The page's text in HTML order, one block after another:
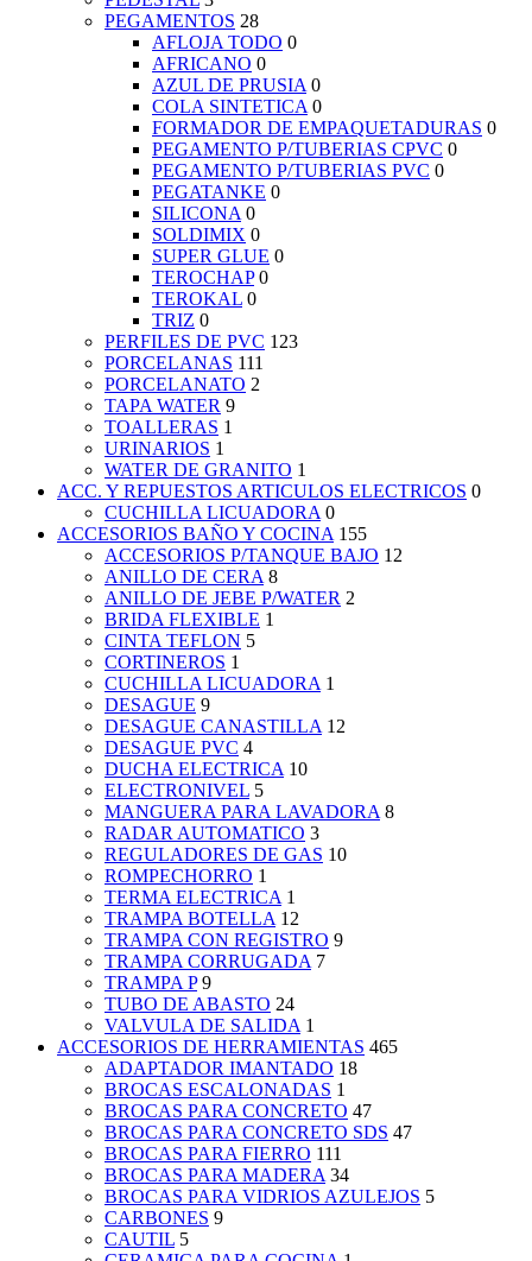
PEGAMENTOS 28
AFLOJA TODO 0
AFRICANO 0
AZUL DE PRUSIA 0
COLA SINTETICA 0
FORMADOR DE EMPAQUETADURAS 0
PEGAMENTO P/TUBERIAS CPVC 0
PEGAMENTO P/TUBERIAS PVC 0
PEGATANKE 0
SILICONA 0
SOLDIMIX 0
SUPER GLUE 0
TEROCHAP 0
TEROKAL 0
TRIZ 0
PERFILES DE PVC 123
PORCELANAS 111
PORCELANATO 2
TAPA WATER 9
TOALLERAS 1
URINARIOS 1
WATER DE GRANITO 1
ACC. Y REPUESTOS ARTICULOS ELECTRICOS 0
CUCHILLA LICUADORA 0
ACCESORIOS BAÑO Y COCINA 155
ACCESORIOS P/TANQUE BAJO 12
ANILLO DE CERA 8
ANILLO DE JEBE P/WATER 2
BRIDA FLEXIBLE 1
CINTA TEFLON 5
CORTINEROS 1
CUCHILLA LICUADORA 1
DESAGUE 9
DESAGUE CANASTILLA 12
DESAGUE PVC 4
DUCHA ELECTRICA 10
ELECTRONIVEL 5
MANGUERA PARA LAVADORA 8
RADAR AUTOMATICO 3
REGULADORES DE GAS 10
ROMPECHORRO 1
TERMA ELECTRICA 1
TRAMPA BOTELLA 12
TRAMPA CON REGISTRO 9
TRAMPA CORRUGADA 7
TRAMPA P 9
TUBO DE ABASTO 24
VALVULA DE SALIDA 1
ACCESORIOS DE HERRAMIENTAS 465
ADAPTADOR IMANTADO 18
BROCAS ESCALONADAS 1
BROCAS PARA CONCRETO 47
BROCAS PARA CONCRETO SDS 47
BROCAS PARA FIERRO 111
BROCAS PARA MADERA 34
BROCAS PARA VIDRIOS AZULEJOS 5
CARBONES 9
CAUTIL 5